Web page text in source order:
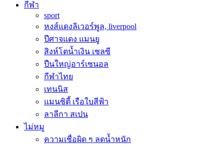
กีฬา
sport
หงส์แดงลิเวอร์พูล, liverpool
ปีศาจแดง แมนยู
สิงห์โตน้ำเงิน เชลซี
ปืนใหญ่อาร์เซนอล
กีฬาไทย
เทนนิส
แมนซิตี้ เรือใบสีฟ้า
ลาลีกา สเปน
ไม่หมู
ความเชื่อผิด ๆ ลดน้ำหนัก